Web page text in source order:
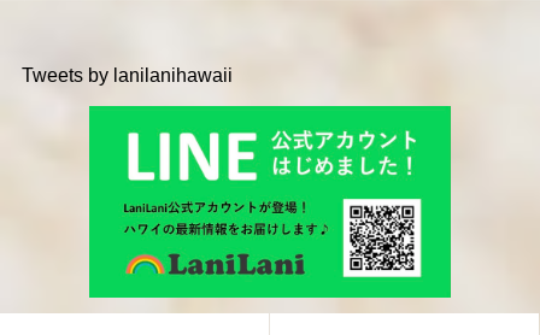
Tweets by lanilanihawaii